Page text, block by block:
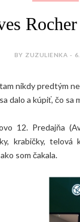
BY ZUZULIENKA -
nikdy predtým
dalo a kúpiť, čo sa
12. Predajňa
krabičky, telová
som čakala.